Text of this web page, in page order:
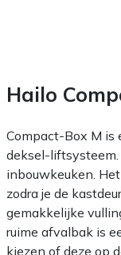
Hailo
Compact-Box M
deksel-liftsysteem.
inbouwkeuken.
zodra je de
gemakkelijke
ruime afvalbak is
kiezen of deze op